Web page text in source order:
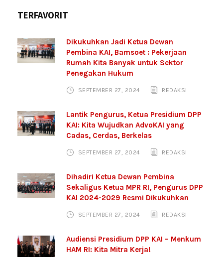
TERFAVORIT
Dikukuhkan Jadi Ketua Dewan
Pembina KAI, Bamsoet : Pekerjaan
Rumah Kita Banyak untuk Sektor
Penegakan Hukum
SEPTEMBER 27, 2024 REDAKSI
Lantik Pengurus, Ketua Presidium DPP
KAI: Kita Wujudkan AdvoKAI yang
Cadas, Cerdas, Berkelas
SEPTEMBER 27, 2024 REDAKSI
Dihadiri Ketua Dewan Pembina
Sekaligus Ketua MPR RI, Pengurus DPP
KAI 2024-2029 Resmi Dikukuhkan
SEPTEMBER 27, 2024 REDAKSI
Audiensi Presidium DPP KAI – Menkum
HAM RI: Kita Mitra Kerja!